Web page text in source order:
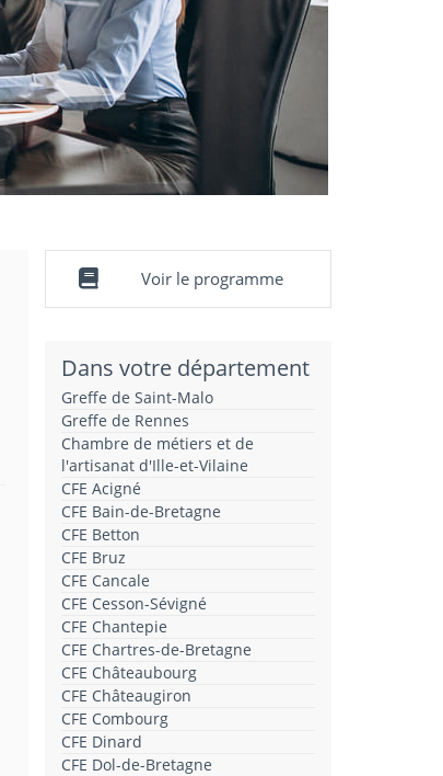
Voir le programme
Dans votre département
Greffe de Saint-Malo
Greffe de Rennes
Chambre de métiers et de
l'artisanat d'Ille-et-Vilaine
CFE Acigné
CFE Bain-de-Bretagne
CFE Betton
CFE Bruz
CFE Cancale
CFE Cesson-Sévigné
CFE Chantepie
CFE Chartres-de-Bretagne
CFE Châteaubourg
CFE Châteaugiron
CFE Combourg
CFE Dinard
CFE Dol-de-Bretagne